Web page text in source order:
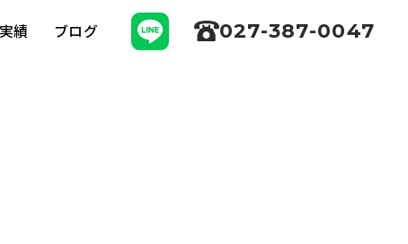
績 ブログ 027-387-0047